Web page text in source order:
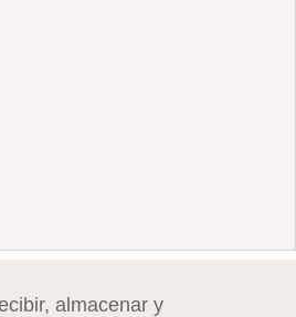
almacenar y